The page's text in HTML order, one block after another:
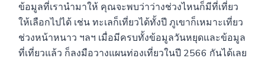
ข้อมูลที่เรานำมาให้ คุณจะพบว่าว่างช่วงไหนก็มีที่เที่ยว
ให้เลือกไปได้ เช่น ทะเลก็เที่ยวได้ทั้งปี ภูเขาก็เหมาะเที่ยว
ช่วงหน้าหนาว ฯลฯ เมื่อมีครบทั้งข้อมูลวันหยุดและข้อมูล
ที่เที่ยวแล้ว ก็ลงมือวางแผนท่องเที่ยวในปี 2566 กันได้เลย